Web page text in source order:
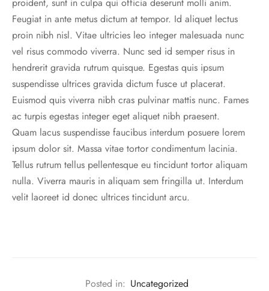
Feugiat in ante metus dictum at tempor. Id aliquet lectus
proin nibh nisl. Vitae ultricies leo integer malesuada nunc
vel risus commodo viverra. Nunc sed id semper risus in
hendrerit gravida rutrum quisque. Egestas quis ipsum
suspendisse ultrices gravida dictum fusce ut placerat.
Euismod quis viverra nibh cras pulvinar mattis nunc. Fames
ac turpis egestas integer eget aliquet nibh praesent.
Quam lacus suspendisse faucibus interdum posuere lorem
ipsum dolor sit. Massa vitae tortor condimentum lacinia.
Tellus rutrum tellus pellentesque eu tincidunt tortor aliquam
nulla. Viverra mauris in aliquam sem fringilla ut. Interdum
velit laoreet id donec ultrices tincidunt arcu.
Posted in: Uncategorized